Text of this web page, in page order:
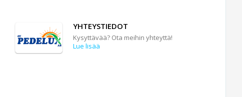
YHTEYSTIEDOT
Kysyttävää? Ota meihin yhteyttä!
Lue lisää